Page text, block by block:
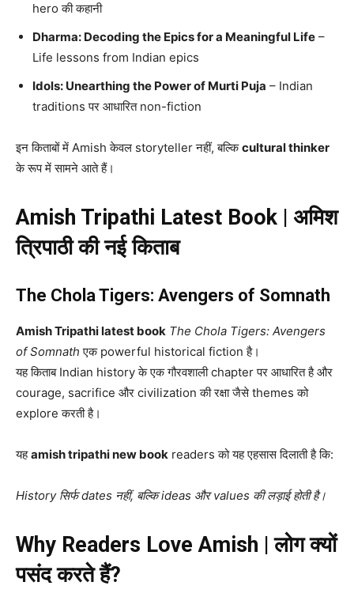
hero की कहानी
Dharma: Decoding the Epics for a Meaningful Life –
Life lessons from Indian epics
Idols: Unearthing the Power of Murti Puja – Indian
traditions पर आधारित non-fiction
इन किताबों में Amish केवल storyteller नहीं, बल्किcultural thinker
के रूप में सामने आते हैं।
Amish Tripathi Latest Book | अमिश
त्रिपाठी की नई किताब
The Chola Tigers: Avengers of Somnath
Amish Tripathi latest book The Chola Tigers: Avengers
of Somnath एक powerful historical fiction है।
यह किताब Indian history के एक गौरवशाली chapter पर आधारित है और
courage, sacrifice और civilization की रक्षा जैसे themes को
explore करती है।
यहamish tripathi new book readers को यह एहसास दिलाती है कि:
History सिर्फ dates नहीं, बल्कि ideas और values की लड़ाई होती है।
Why Readers Love Amish | लोग क्यों
पसंद करते हैं?